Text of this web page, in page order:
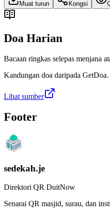
Muat turun Kongsi
Doa Harian
Bacaan ringkas selepas menjana
Kandungan doa daripada GetDoa.
Lihat sumber
Footer
sedekah.je
Direktori QR DuitNow
Senarai QR masjid, surau, dan